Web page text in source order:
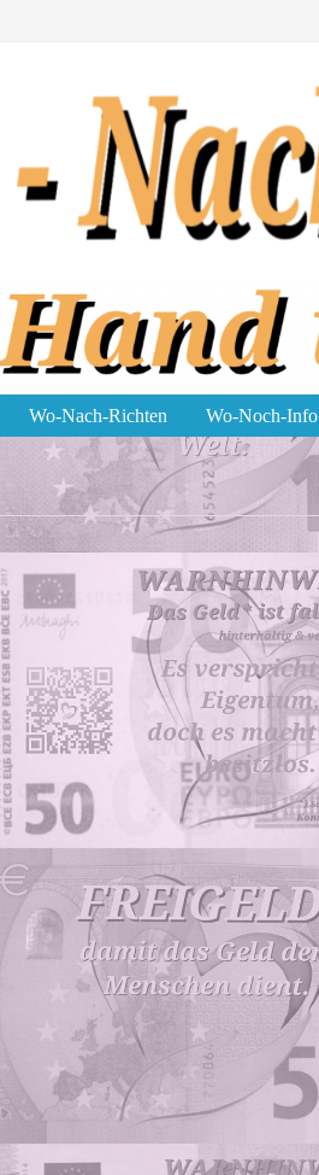
Wo-Nach-Richten Wo-Noch-Info